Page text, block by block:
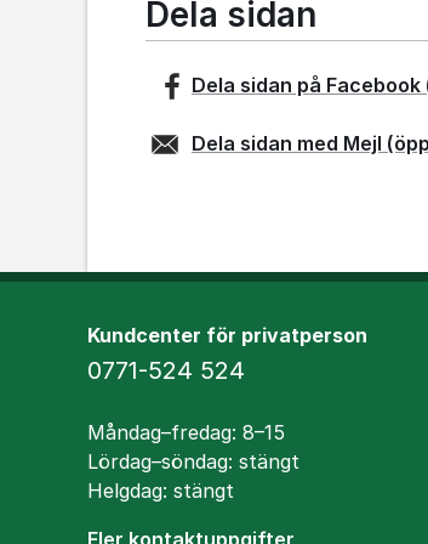
Dela sidan
Dela sidan på Facebook
Dela sidan med Mejl
Kundcenter för privatperson
Telefon
0771-524 524
Öppettider
Måndag–fredag: 8–15
Lördag–söndag: stängt
Helgdag: stängt
Fler kontaktuppgifter